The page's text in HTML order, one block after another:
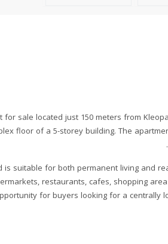
sale located just 150 meters from
floor of a 5-storey building. The
suitable for both permanent living and
restaurants, cafes, shopping
for buyers looking for a centrally